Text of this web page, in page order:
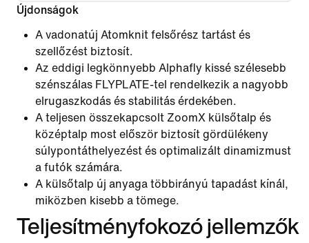
Újdonságok
A vadonatúj Atomknit felsőrész tartást és
szellőzést biztosít.
Az eddigi legkönnyebb Alphafly kissé szélesebb
szénszálas FLYPLATE-tel rendelkezik a nagyobb
elrugaszkodás és stabilitás érdekében.
A teljesen összekapcsolt ZoomX külsőtalp és
középtalp most először biztosít gördülékeny
súlypontáthelyezést és optimalizált dinamizmust
a futók számára.
A külsőtalp új anyaga többirányú tapadást kínál,
miközben kisebb a tömege.
Teljesítményfokozó jellemzők